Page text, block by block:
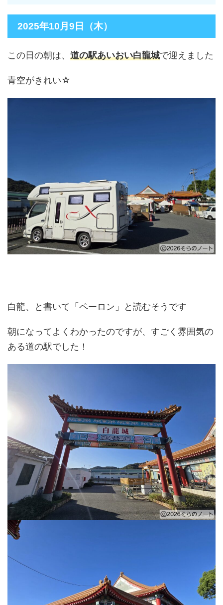
2025年10月9日（木）
この日の朝は、 道の駅あいおい白龍城で迎えました
青空がきれい☆
白龍、と書いて「ペーロン」と読むそうです
朝になってよくわかったのですが、すごく雰囲気の
ある道の駅でした！